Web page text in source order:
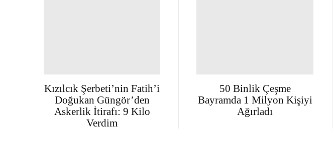
Kızılcık Şerbeti’nin Fatih’i
Doğukan Güngör’den
Askerlik İtirafı: 9 Kilo
Verdim
50 Binlik Çeşme
Bayramda 1 Milyon Kişiyi
Ağırladı